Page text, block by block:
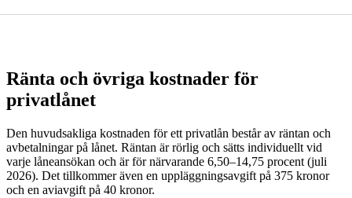
Ränta och övriga kostnader för
privatlånet
Den huvudsakliga kostnaden för ett privatlån består av räntan och
avbetalningar på lånet. Räntan är rörlig och sätts individuellt vid
varje låneansökan och är för närvarande 6,50–14,75 procent (juli
2026). Det tillkommer även en uppläggningsavgift på 375 kronor
och en aviavgift på 40 kronor.